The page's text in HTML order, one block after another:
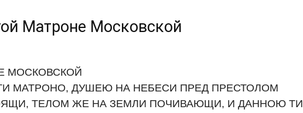
Матроне Московской
МОСКОВСКОЙ
МАТРОНО, ДУШЕЮ НА НЕБЕСИ ПРЕД ПРЕСТОЛОМ
ТЕЛОМ ЖЕ НА ЗЕМЛИ ПОЧИВАЮЩИ, И ДАННОЮ ТИ